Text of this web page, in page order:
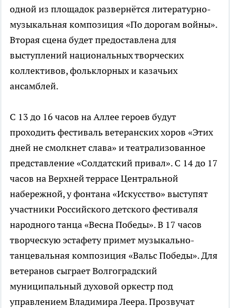
одной из площадок развернётся литературно-
музыкальная композиция «По дорогам войны».
Вторая сцена будет предоставлена для
выступлений национальных творческих
коллективов, фольклорных и казачьих
ансамблей.
С 13 до 16 часов на Аллее героев будут
проходить фестиваль ветеранских хоров «Этих
дней не смолкнет слава» и театрализованное
представление «Солдатский привал». С 14 до 17
часов на Верхней террасе Центральной
набережной, у фонтана «Искусство» выступят
участники Российского детского фестиваля
народного танца «Весна Победы». В 17 часов
творческую эстафету примет музыкально-
танцевальная композиция «Вальс Победы». Для
ветеранов сыграет Волгоградский
муниципальный духовой оркестр под
управлением Владимира Леера. Прозвучат